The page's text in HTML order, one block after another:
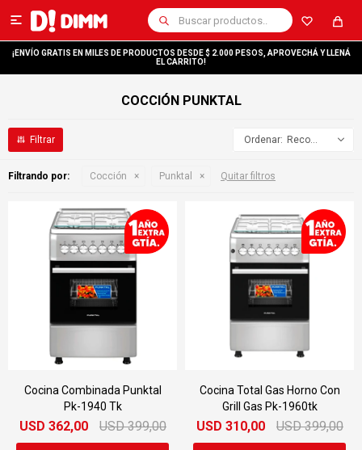

¡ENVÍO GRATIS EN MILES DE PRODUCTOS DESDE $ 2.000 PESOS, APROVECHÁ Y LLENÁ
EL CARRITO!
COCCIÓN PUNKTAL
Recomendados
Filtrando por: Cocción Punktal Quitar filtros
Cocina Combinada Punktal
Pk-1940 Tk
USD 362,00 USD 399,00
Cocina Total Gas Horno Con
Grill Gas Pk-1960tk
USD 310,00 USD 399,00